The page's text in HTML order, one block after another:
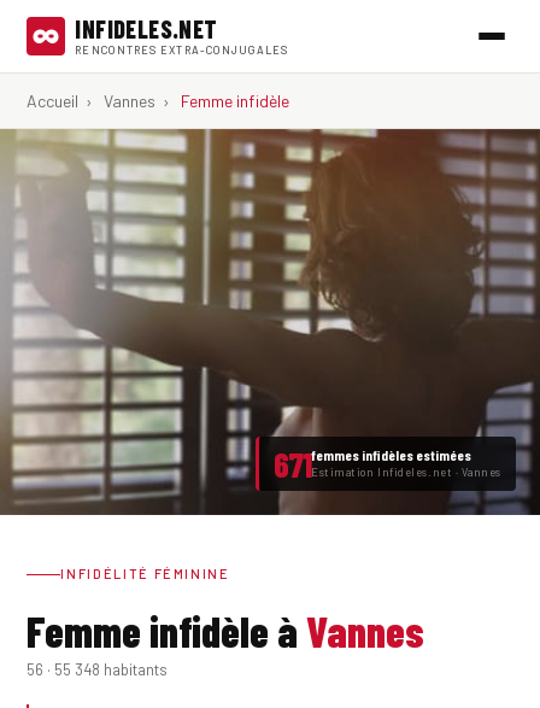
INFIDELES.NET
RENCONTRES EXTRA-CONJUGALES
Accueil › Vannes › Femme infidèle
671femmes infidèles estimées
Estimation Infideles.net · Vannes
INFIDÉLITÉ FÉMININE
Femme infidèle àVannes
56 · 55 348 habitants